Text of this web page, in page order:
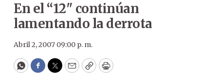
En el “12" continúan
lamentando la derrota
Abril 2, 2007 09:00 p. m.
WhatsApp
Facebook
Twitter
EmailCopyPrint